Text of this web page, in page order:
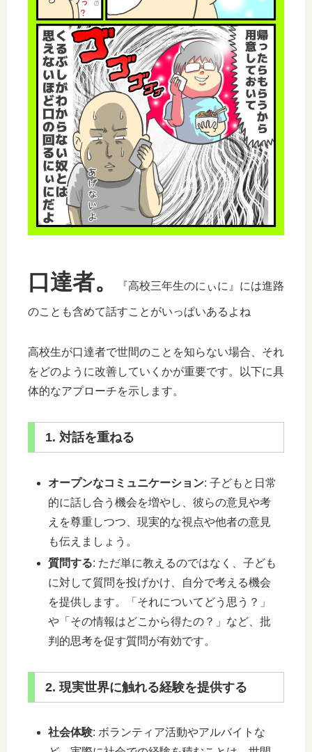
口達者。 『高校三年生のにぃに』には進路
のことも含めて話すことがいっぱいあるよね
高校生が口達者で世間のことを知らない場合、それ
をどのように改善していくかが重要です。以下に具
体的なアプローチを示します。
1. 対話を重ねる
オープンなコミュニケーション: 子どもと日常
的に話し合う機会を増やし、彼らの意見や考
えを尊重しつつ、現実的な視点や他者の意見
も伝えましょう。
質問する: ただ単に教えるのではなく、子ども
に対して質問を投げかけ、自分で考える機会
を提供します。「それについてどう思う？」
や「その情報はどこから得たの？」など、批
判的思考を促す質問が有効です。
2. 現実世界に触れる経験を提供する
社会体験: ボランティア活動やアルバイトな